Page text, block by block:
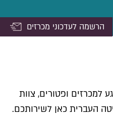
הרשמה לעדכוני מכרזים
למכרזים ופטורים, צוות
העברית כאן לשירותכם.